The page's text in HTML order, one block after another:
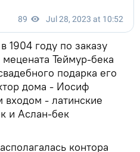
1904 году по заказу
Теймур-бека
подарка его
дома - Иосиф
входом - латинские
и Аслан-бек
контора